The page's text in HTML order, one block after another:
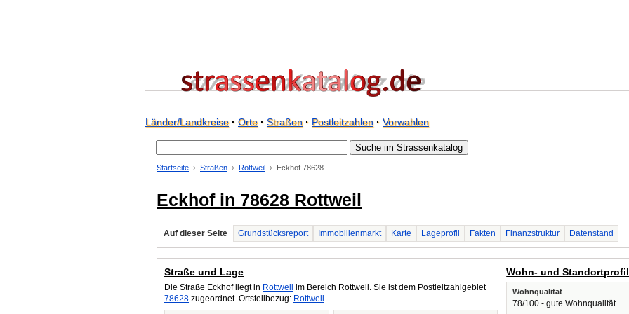
Länder/Landkreise· Orte· Straßen· Postleitzahlen· Vorwahlen
Startseite Straßen Rottweil Eckhof 78628
Eckhof in 78628 Rottweil
Auf dieser Seite Grundstücksreport Immobilienmarkt Karte Lageprofil Fakten Finanzstruktur Datenstand
Straße und Lage
Die Straße Eckhof liegt in Rottweil im Bereich Rottweil. Sie ist dem Postleitzahlgebiet
78628 zugeordnet. Ortsteilbezug: Rottweil .
Wohn- und Standortprofil
Wohnqualität
78/100 - gute Wohnqualität